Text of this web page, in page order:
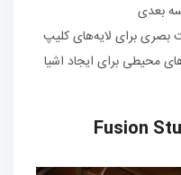
بعدی
محیطی برای ایجاد اشیا